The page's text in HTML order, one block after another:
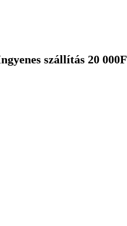
szállítás 20